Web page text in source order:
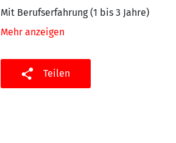
Mit Berufserfahrung (1 bis 3 Jahre)
Mehr anzeigen
Teilen